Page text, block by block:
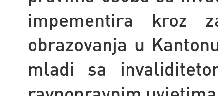
impementira kroz
obrazovanja u
mladi sa